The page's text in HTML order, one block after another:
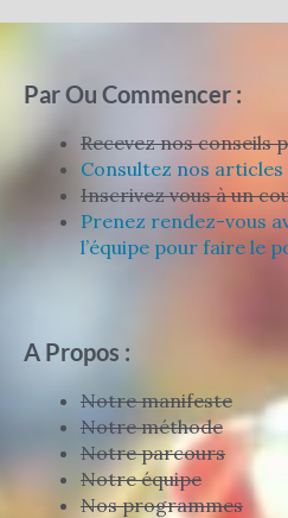
Par Ou Commencer :
Recevez nos conseils
Consultez nos articles
Inscrivez vous à un
Prenez rendez-vous
l’équipe pour faire le
A Propos :
Notre manifeste
Notre méthode
Notre parcours
Notre équipe
Nos programmes